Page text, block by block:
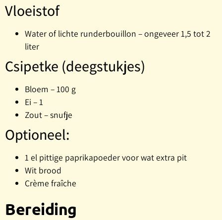
Vloeistof
Water of lichte runderbouillon – ongeveer 1,5 tot 2
liter
Csipetke (deegstukjes)
Bloem – 100 g
Ei – 1
Zout – snufje
Optioneel:
1 el pittige paprikapoeder voor wat extra pit
Wit brood
Crème fraîche
Bereiding